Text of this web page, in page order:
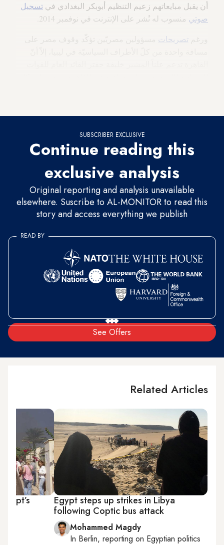
أن يقبل مبايعاتهم زعيم التنظيم أبوبكر البغدادي في تسجيل
صوتي منسوب له نُشر على الإنترنت في نوفمبر 2014.
تصريحات
SUBSCRIBER EXCLUSIVE
Continue reading this
exclusive analysis
Original reporting and analysis unavailable
elsewhere. Suscribe to AL-MONITOR to read this
story and access everything we publish
See Offers
READ BY
Related Articles
Egypt steps up strikes in Libya
following Coptic bus attack
Mohammed Magdy
In Berlin, reporting on Egyptian politics